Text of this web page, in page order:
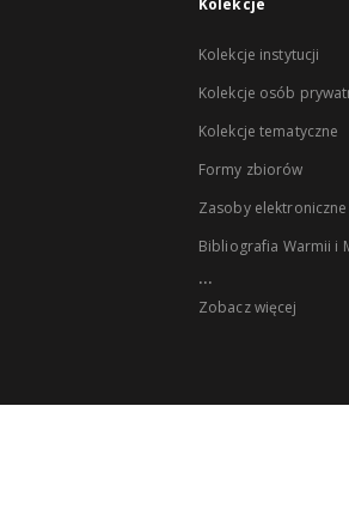
Kolekcje
Kolekcje instytucji
Kolekcje osób
Kolekcje tematyczne
Formy zbiorów
Zasoby elektroniczne
Bibliografia Warmii i
...
Zobacz więcej